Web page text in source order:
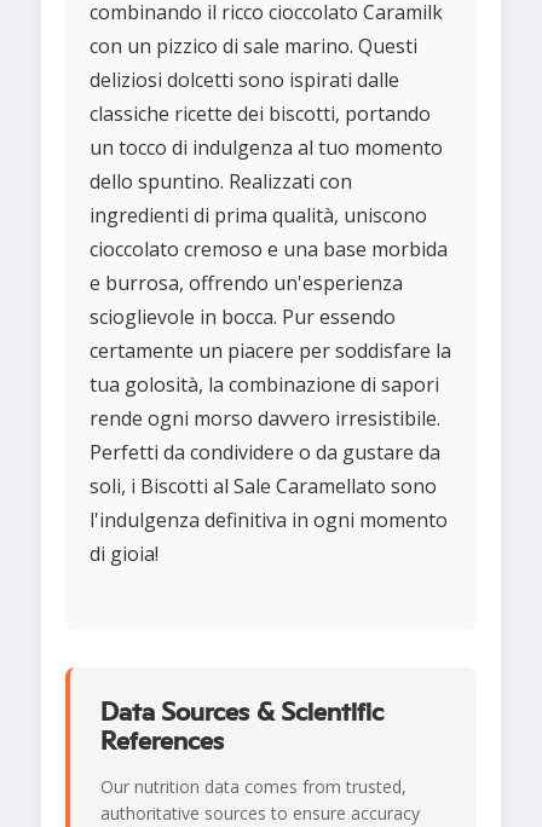
combinando il ricco cioccolato Caramilk
con un pizzico di sale marino. Questi
deliziosi dolcetti sono ispirati dalle
classiche ricette dei biscotti, portando
un tocco di indulgenza al tuo momento
dello spuntino. Realizzati con
ingredienti di prima qualità, uniscono
cioccolato cremoso e una base morbida
e burrosa, offrendo un'esperienza
scioglievole in bocca. Pur essendo
certamente un piacere per soddisfare la
tua golosità, la combinazione di sapori
rende ogni morso davvero irresistibile.
Perfetti da condividere o da gustare da
soli, i Biscotti al Sale Caramellato sono
l'indulgenza definitiva in ogni momento
di gioia!
Data Sources & Scientific
References
Our nutrition data comes from trusted,
authoritative sources to ensure accuracy